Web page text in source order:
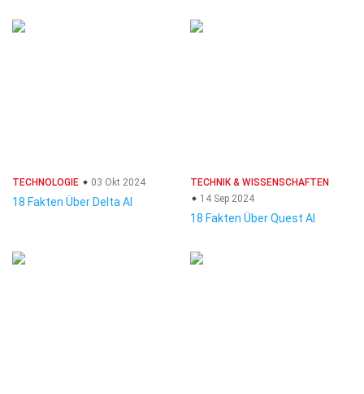
TECHNOLOGIE 03 Okt 2024
18 Fakten Über Delta AI
TECHNIK & WISSENSCHAFTEN
14 Sep 2024
18 Fakten Über Quest AI